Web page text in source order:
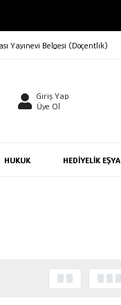
Yayınevi Belgesi (Doçentlik)
Giriş Yap
Üye Ol
HUKUK HEDİYELİK EŞYA